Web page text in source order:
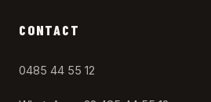
CONTACT
0485 44 55 12